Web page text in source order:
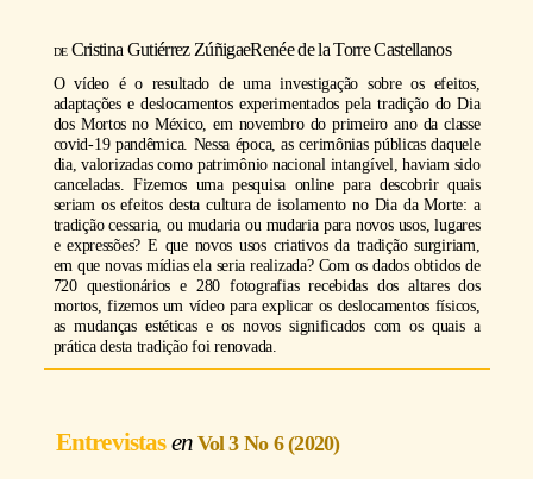
https://youtu.be/prN7997stxs
Cristina Gutiérrez ZúñigaeRenée de la Torre Castellanos
O vídeo é o resultado de uma investigação sobre os efeitos,
adaptações e deslocamentos experimentados pela tradição do Dia
dos Mortos no México, em novembro do primeiro ano da classe
covid-19 pandêmica. Nessa época, as cerimônias públicas daquele
dia, valorizadas como patrimônio nacional intangível, haviam sido
canceladas. Fizemos uma pesquisa online para descobrir quais
seriam os efeitos desta cultura de isolamento no Dia da Morte: a
tradição cessaria, ou mudaria ou mudaria para novos usos, lugares
e expressões? E que novos usos criativos da tradição surgiriam,
em que novas mídias ela seria realizada? Com os dados obtidos de
720 questionários e 280 fotografias recebidas dos altares dos
mortos, fizemos um vídeo para explicar os deslocamentos físicos,
as mudanças estéticas e os novos significados com os quais a
prática desta tradição foi renovada.
Entrevistas Vol 3 No 6 (2020)